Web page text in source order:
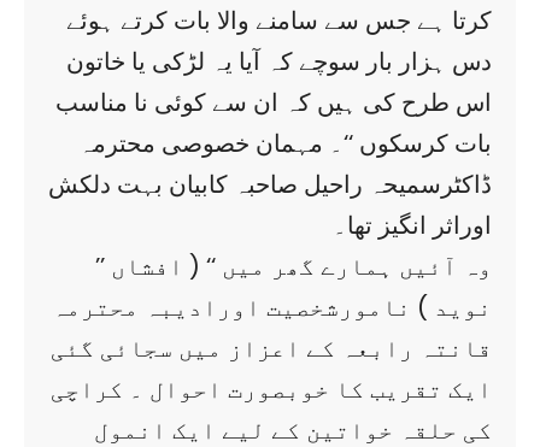
کرتا ہے جس سے سامنے والا بات کرتے ہوئے
دس ہزار بار سوچے کہ آیا یہ لڑکی یا خاتون
اس طرح کی ہیں کہ ان سے کوئی نا مناسب
بات کرسکوں ‘‘۔ مہمان خصوصی محترمہ
ڈاکٹرسمیحہ راحیل صاحبہ کابیان بہت دلکش
اوراثر انگیز تھا۔
’’ وہ آئیں ہمارے گھر میں ‘‘ ( افشاں
نوید ) نامورشخصیت اورادیبہ محترمہ
قانتہ رابعہ کے اعزاز میں سجائی گئی
ایک تقریب کا خوبصورت احوال ۔ کراچی
کی حلقہ خواتین کے لیے ایک انمول